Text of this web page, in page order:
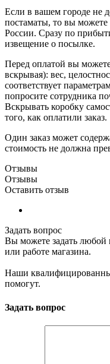
Если в вашем городе не
постаматы, то вы можете
России. Сразу по
извещение о посылке.
Перед оплатой вы
вскрывая): вес,
соответствует
попросите сотрудника
Вскрывать коробку
того, как оплатили заказ.
Один заказ может
стоимость не должна
Отзывы
Отзывы
Оставить отзыв
Задать вопрос
Вы можете задать любой
или работе магазина.
Наши
помогут.
Задать вопрос